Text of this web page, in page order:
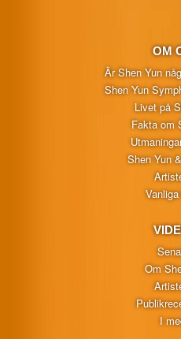
OM
Är Shen Yun
Shen Yun
Livet på
Fakta om
Shen Yun
Om
I